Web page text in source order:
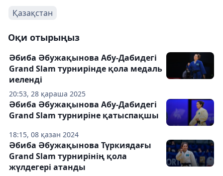
Қазақстан
Оқи отырыңыз
20:53, 28 қараша 2025
Әбиба Әбужақынова Абу-Дабидегі
Grand Slam турнирінде қола медаль
иеленді
18:15, 08 қазан 2024
Әбиба Әбужақынова Абу-Дабидегі
Grand Slam турниріне қатыспақшы
Әбиба Әбужақынова Түркиядағы
Grand Slam турнирінің қола
жүлдегері атанды